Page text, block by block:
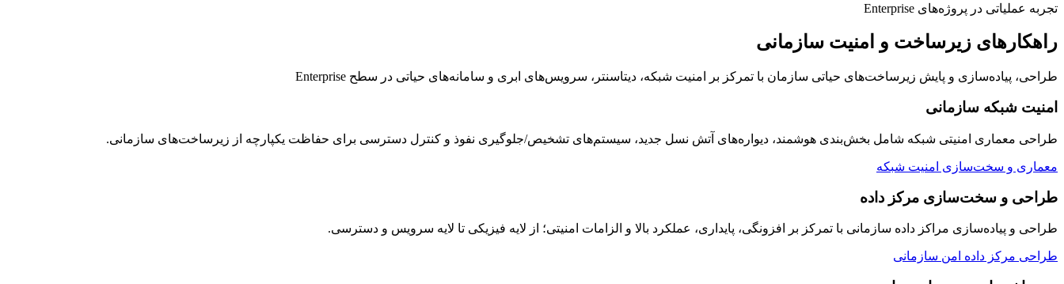
تجربه عملیاتی در پروژه‌های Enterprise
راهکارهای زیرساخت و امنیت سازمانی
طراحی، پیاده‌سازی و پایش زیرساخت‌های حیاتی سازمان با تمرکز بر امنیت شبکه، دیتاسنتر، سرویس‌های ابری و سامانه‌های حیاتی در سطح Enterprise
امنیت شبکه سازمانی
طراحی معماری امنیتی شبکه شامل بخش‌بندی هوشمند، دیواره‌های آتش نسل جدید، سیستم‌های تشخیص/جلوگیری نفوذ و کنترل دسترسی برای حفاظت یکپارچه از زیرساخت‌های سازمانی.
معماری و سخت‌سازی امنیت شبکه
طراحی و سخت‌سازی مرکز داده
طراحی و پیاده‌سازی مراکز داده سازمانی با تمرکز بر افزونگی، پایداری، عملکرد بالا و الزامات امنیتی؛ از لایه فیزیکی تا لایه سرویس و دسترسی.
طراحی مرکز داده امن سازمانی